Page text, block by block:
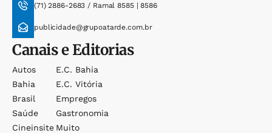
(71) 2886-2683 / Ramal 8585 | 8586
publicidade@grupoatarde.com.br
Canais e Editorias
Autos
Bahia
Brasil
Saúde
Cineinsite
E.c. Bahia
E.c. Vitória
Empregos
Gastronomia
Muito